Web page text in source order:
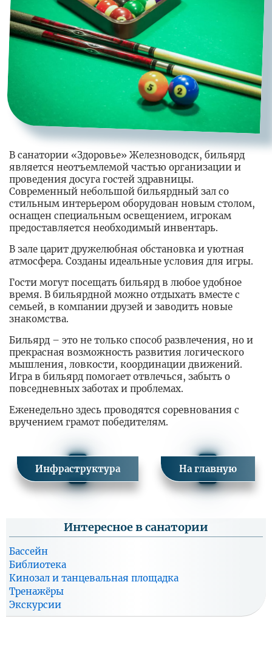
В санатории «Здоровье» Железноводск, бильярд
является неотъемлемой частью организации и
проведения досуга гостей здравницы.
Современный небольшой бильярдный зал со
стильным интерьером оборудован новым столом,
оснащен специальным освещением, игрокам
предоставляется необходимый инвентарь.
В зале царит дружелюбная обстановка и уютная
атмосфера. Созданы идеальные условия для игры.
Гости могут посещать бильярд в любое удобное
время. В бильярдной можно отдыхать вместе с
семьей, в компании друзей и заводить новые
знакомства.
Бильярд – это не только способ развлечения, но и
прекрасная возможность развития логического
мышления, ловкости, координации движений.
Игра в бильярд помогает отвлечься, забыть о
повседневных заботах и проблемах.
Еженедельно здесь проводятся соревнования с
вручением грамот победителям.
Инфраструктура На главную
Интересное в санатории
Бассейн
Библиотека
Кинозал и танцевальная площадка
Тренажёры
Экскурсии